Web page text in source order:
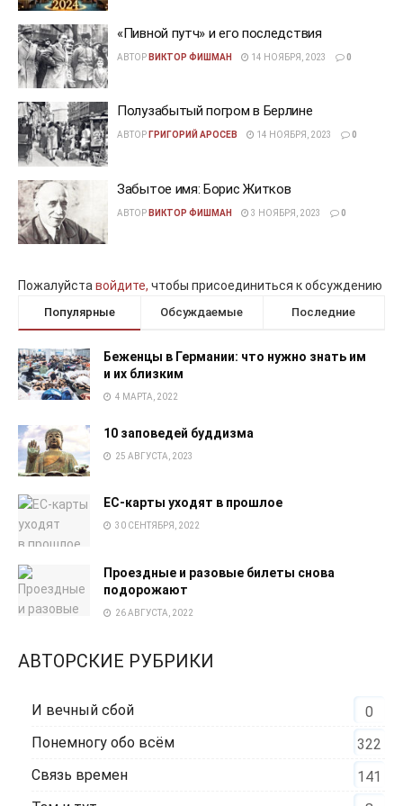
«Пивной путч» и его последствия
АВТОР ВИКТОР ФИШМАН 14 НОЯБРЯ, 2023 0
Полузабытый погром в Берлине
АВТОР ГРИГОРИЙ АРОСЕВ 14 НОЯБРЯ, 2023 0
Забытое имя: Борис Житков
АВТОР ВИКТОР ФИШМАН 3 НОЯБРЯ, 2023 0
Пожалуйставойдите, чтобы присоединиться к обсуждению
Популярные Обсуждаемые Последние
Беженцы в Германии: что нужно знать им
и их близким
4 МАРТА, 2022
10 заповедей буддизма
25 АВГУСТА, 2023
EC-карты уходят в прошлое
30 СЕНТЯБРЯ, 2022
Проездные и разовые билеты снова
подорожают
26 АВГУСТА, 2022
АВТОРСКИЕ РУБРИКИ
И вечный сбой
0
Понемногу обо всём
322
Связь времен
141